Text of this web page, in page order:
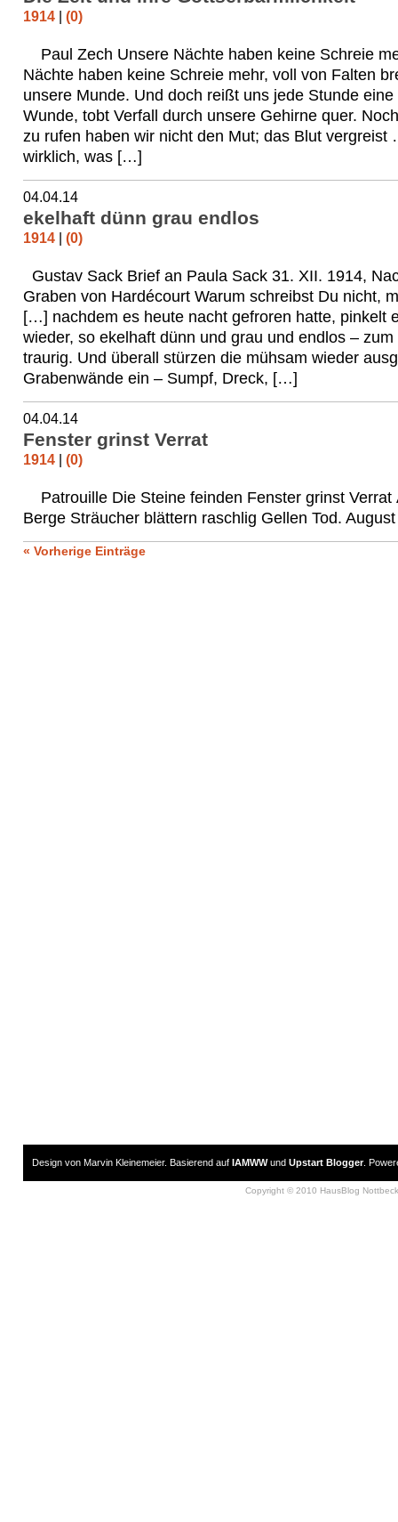
1914 | (0)
Paul Zech Unsere Nächte haben keine Schreie
Nächte haben keine Schreie mehr, voll von Falten
unsere Munde. Und doch reißt uns jede Stunde eine
Wunde, tobt Verfall durch unsere Gehirne quer.
zu rufen haben wir nicht den Mut; das Blut
wirklich, was […]
04.04.14
ekelhaft dünn grau endlos
1914 | (0)
Gustav Sack Brief an Paula Sack 31. XII. 1914,
Graben von Hardécourt Warum schreibst Du nicht,
[…] nachdem es heute nacht gefroren hatte, pinkelt
wieder, so ekelhaft dünn und grau und endlos – zum
traurig. Und überall stürzen die mühsam wieder
Grabenwände ein – Sumpf, Dreck, […]
04.04.14
Fenster grinst Verrat
1914 | (0)
Patrouille Die Steine feinden Fenster grinst Verrat
Berge Sträucher blättern raschlig Gellen Tod.
« Vorherige Einträge
Design von Marvin Kleinemeier. Basierend auf IAMWWund Upstart Blogger.
Copyright © 2010 HausBlog